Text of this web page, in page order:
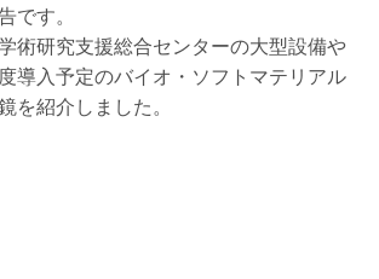
です。
術研究支援総合センターの大型設備や
導入予定のバイオ・ソフトマテリアル
を紹介しました。